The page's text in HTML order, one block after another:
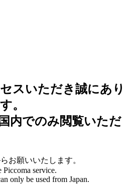
スいただき誠にあり
。
内でのみ閲覧いただ
お願いいたします。
Piccoma service.
only be used from Japan.